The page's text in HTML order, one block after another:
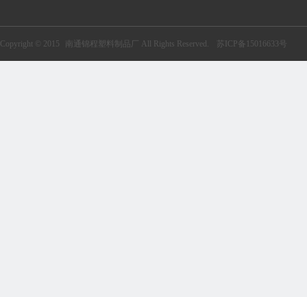
Copyright © 2015 南通锦程塑料制品厂 All Rights Reserved. 苏ICP备15016633号